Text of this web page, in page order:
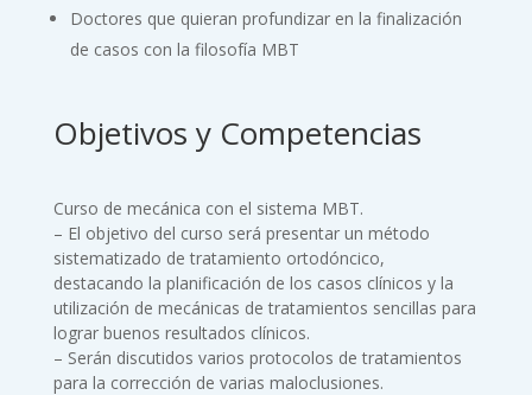
Doctores que quieran profundizar en la finalización
de casos con la filosofía MBT
Objetivos y Competencias
Curso de mecánica con el sistema MBT.
– El objetivo del curso será presentar un método
sistematizado de tratamiento ortodóncico,
destacando la planificación de los casos clínicos y la
utilización de mecánicas de tratamientos sencillas para
lograr buenos resultados clínicos.
– Serán discutidos varios protocolos de tratamientos
para la corrección de varias maloclusiones.